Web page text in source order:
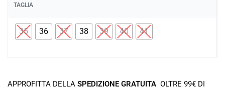
TAGLIA
35 36 37 38 39 40 41
APPROFITTA DELLA SPEDIZIONE GRATUITA OLTRE 99€ DI